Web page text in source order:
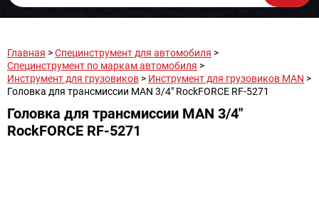
Главная >Специнструмент для автомобиля >
Специнструмент по маркам автомобиля >
Инструмент для грузовиков > Инструмент для грузовиков MAN >
Головка для трансмиссии MAN 3/4" RockFORCE RF-5271
Головка для трансмиссии MAN 3/4"
RockFORCE RF-5271